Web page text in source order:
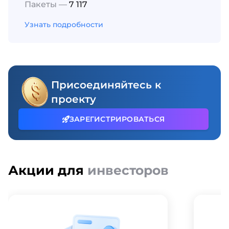
Пакеты — 7 117
Узнать подробности
Присоединяйтесь к
проекту
ЗАРЕГИСТРИРОВАТЬСЯ
Акции для инвесторов